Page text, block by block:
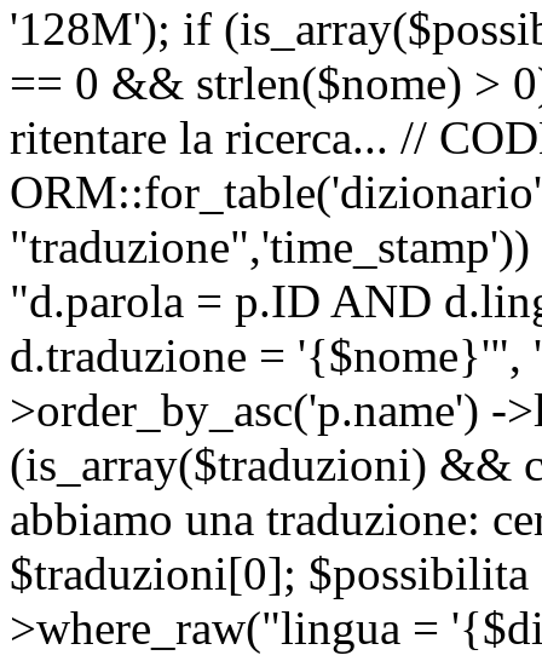
'128M'); if
== 0 && strlen($nome) >
ritentare la ricerca... //
"d.parola = p.ID AND
d.traduzione = '{$nome}'",
>order_by_asc('p.name')
(is_array($traduzioni) &&
abbiamo una traduzione:
$traduzioni[0];
>where_raw("lingua =